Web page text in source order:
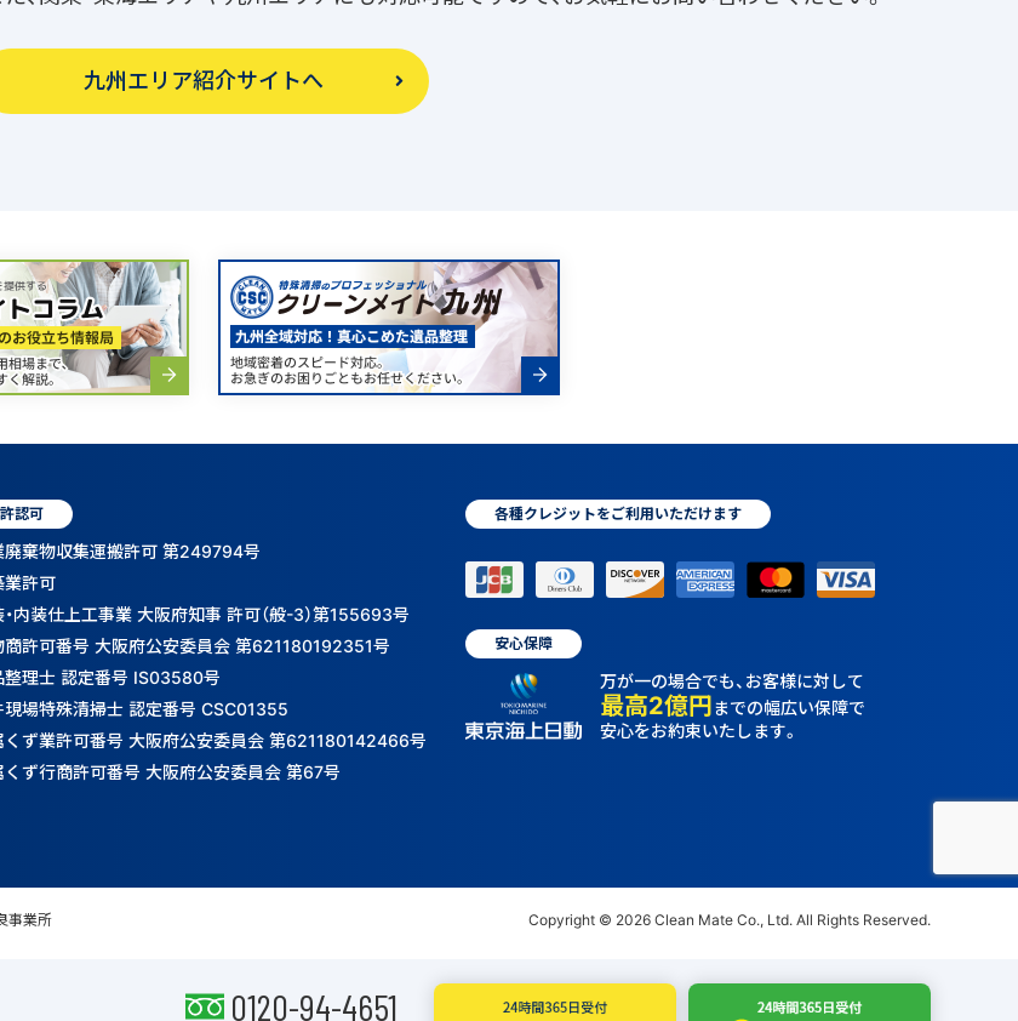
九州エリア紹介サイトへ
許認可
廃棄物収集運搬許可 第249794号
業許可
内装仕上工事業 大阪府知事 許可（般-3）第155693号
商許可番号 大阪府公安委員会 第621180192351号
整理士 認定番号 IS03580号
現場特殊清掃士 認定番号 CSC01355
くず業許可番号 大阪府公安委員会 第621180142466号
くず行商許可番号 大阪府公安委員会 第67号
各種クレジットをご利用いただけます
安心保障
万が一の場合でも、お客様に対して
最高2億円までの幅広い保障で
安心をお約束いたします。
事業所 Copyright © 2026 Clean Mate Co., Ltd. All Rights Reserved.
0120-94-4651